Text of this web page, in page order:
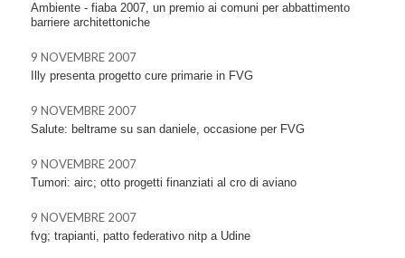
Ambiente - fiaba 2007, un premio ai comuni per abbattimento
barriere architettoniche
9 NOVEMBRE 2007
Illy presenta progetto cure primarie in FVG
9 NOVEMBRE 2007
Salute: beltrame su san daniele, occasione per FVG
9 NOVEMBRE 2007
Tumori: airc; otto progetti finanziati al cro di aviano
9 NOVEMBRE 2007
fvg; trapianti, patto federativo nitp a Udine